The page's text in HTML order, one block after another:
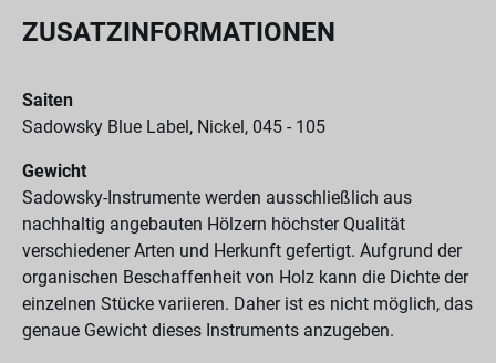
ZUSATZINFORMATIONEN
Saiten
Sadowsky Blue Label, Nickel, 045 - 105
Gewicht
Sadowsky-Instrumente werden ausschließlich aus
nachhaltig angebauten Hölzern höchster Qualität
verschiedener Arten und Herkunft gefertigt. Aufgrund der
organischen Beschaffenheit von Holz kann die Dichte der
einzelnen Stücke variieren. Daher ist es nicht möglich, das
genaue Gewicht dieses Instruments anzugeben.